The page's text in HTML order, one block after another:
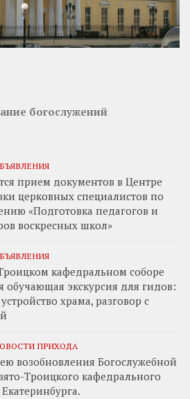
богослужений
прием документов в Центре
церковных специалистов по
«Подготовка педагогов и
воскресных школ»
кафедральном соборе
обучающая экскурсия для гидов:
храма, разговор с
ПРИХОДА
возобновления Богослужебной
Троицкого кафедрального